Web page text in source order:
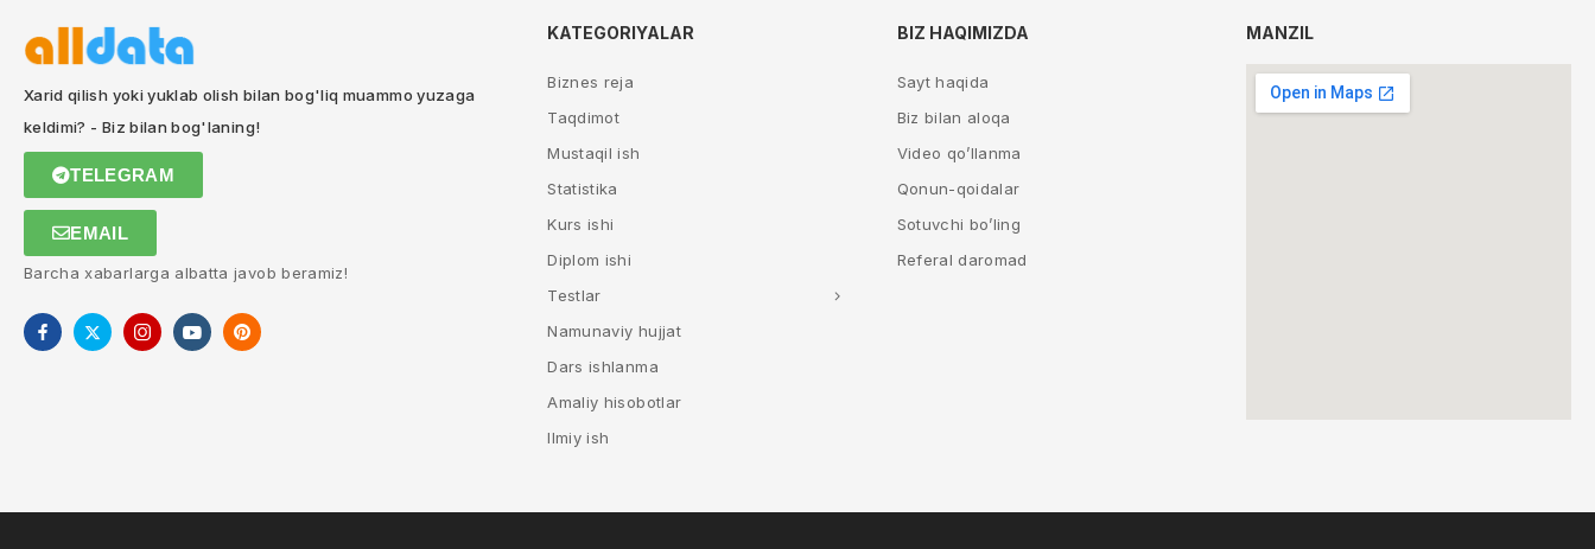
Xarid qilish yoki yuklab olish bilan bog'liq muammo yuzaga
keldimi? - Biz bilan bog'laning!
TELEGRAM
EMAIL
Barcha xabarlarga albatta javob beramiz!
KATEGORIYALAR
Biznes reja
Taqdimot
Mustaqil ish
Statistika
Kurs ishi
Diplom ishi
Testlar
Namunaviy hujjat
Dars ishlanma
Amaliy hisobotlar
Ilmiy ish
BIZ HAQIMIZDA
Sayt haqida
Biz bilan aloqa
Video qo’llanma
Qonun-qoidalar
Sotuvchi bo’ling
Referal daromad
MANZIL